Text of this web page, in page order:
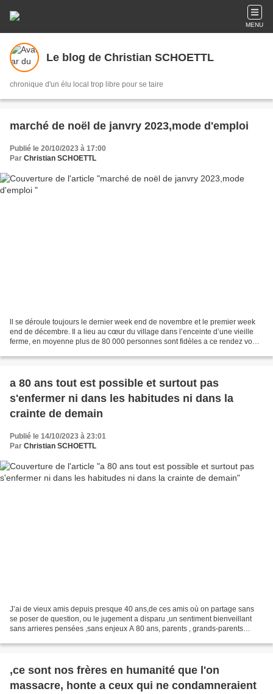
MENU
Le blog de Christian SCHOETTL
chronique d'un élu local trop libre pour se taire
marché de noël de janvry 2023,mode d'emploi
Publié le 20/10/2023 à 17:00
Par Christian SCHOETTL
ll se déroule toujours le dernier week end de novembre et le premier week
end de décembre. Il a lieu au cœur du village dans l’enceinte d’une vieille
ferme, en moyenne plus de 80 000 personnes sont fidèles a ce rendez vous,
a 80 ans tout est possible et surtout pas
s'enfermer ni dans les habitudes ni dans la
crainte de demain
Publié le 14/10/2023 à 23:01
Par Christian SCHOETTL
J’ai de vieux amis depuis presque 40 ans,de ces amis où on partage sans
se poser de question, ou le jugement a disparu ,un sentiment bienveillant
sans arrieres pensées ,sans enjeux A 80 ans, parents , grands-parents
,ce sont nos frères en humanité que l'on
massacre, honte a ceux qui ne condamneraient